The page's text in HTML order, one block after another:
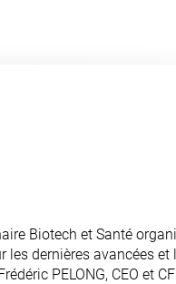
Biotech et Santé
dernières avancées
PELONG, CEO et